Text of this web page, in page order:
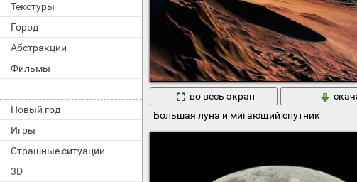
Текстуры
Город
Абстракции
Фильмы
Новый год
Игры
Страшные ситуации
3D
во весь экран
Большая луна и мигающий спутник